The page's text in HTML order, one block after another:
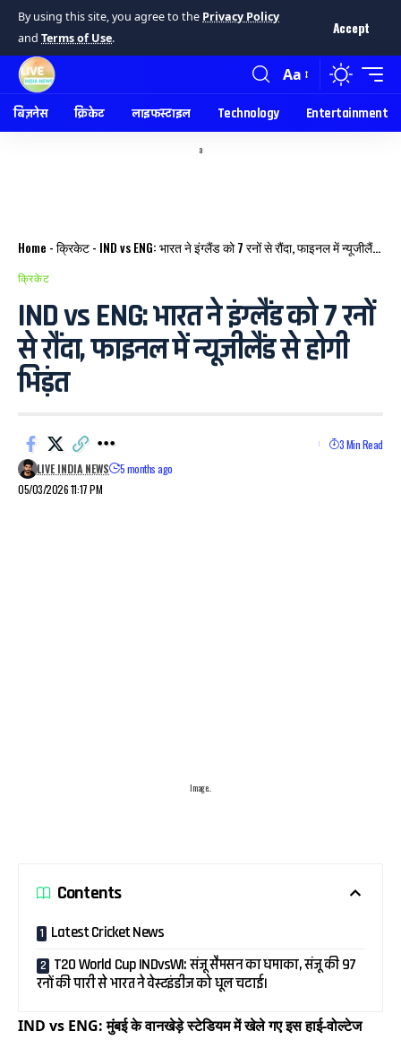
By using this site, you agree to the Privacy Policy
and Terms of Use.
Accept
Aa
बिज़नेस क्रिकेट लाइफस्टाइल Technology Entertainment
a
Home -क्रिकेट- IND vs ENG: भारत ने इंग्लैंड को 7 रनों से रौंदा, फाइनल में न्यूजीलैंड से होगी भिड़ंत
क्रिकेट
IND vs ENG: भारत ने इंग्लैंड को 7 रनों
से रौंदा, फाइनल में न्यूजीलैंड से होगी
भिड़ंत
05/03/2026 11:17 PM
LIVE INDIA NEWS 5 months ago
3 Min Read
Image..
Contents
Latest Cricket News
T20 World Cup INDvsWI: संजू सैमसन का धमाका, संजू की 97
रनों की पारी से भारत ने वेस्टइंडीज को धूल चटाई।
IND vs ENG: मुंबई के वानखेड़े स्टेडियम में खेले गए इस हाई-वोल्टेज